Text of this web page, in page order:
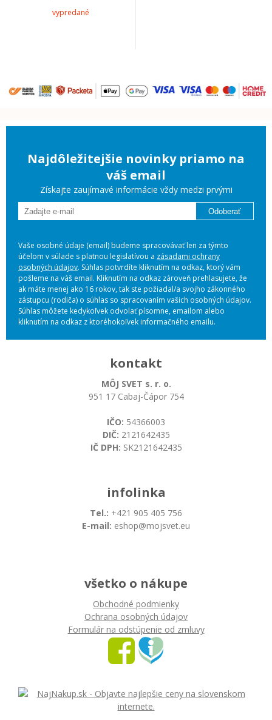
vypredané
Najdôležitejšie novinky priamo na
váš email
Získajte zaujímavé informácie vždy medzi prvými
Odoberať
Vaše osobné údaje (email) budeme spracovávať len za týmto
účelom v súlade s platnou legislatívou a zásadami ochrany
osobných údajov. Súhlas potvrdíte kliknutím na odkaz, ktorý vám
pošleme na váš email. Kliknutím na odkaz zároveň prehlasujete, že
ak máte menej ako 16 rokov, tak ste požiadal/a svojho zákonného
zástupcu (rodiča) o súhlas so spracovaním vašich osobných údajov.
Súhlas môžete kedykoľvek odvolať písomne, emailom alebo
kliknutím na odkaz z ktoréhokoľvek informačného emailu.
kontakt
MÔJ SVET s. r. o.
951 17 Cabaj-Čápor 754
IČO: 54366003
DIČ: 2121642435
IČ DPH: SK2121642435
infolinka
Tel.: +421 905 405 756
E-mail: eshop@mojsvet.eu
všetko o nákupe
Obchodné podmienky
Ochrana osobných údajov
Formulár na odstúpenie od zmluvy